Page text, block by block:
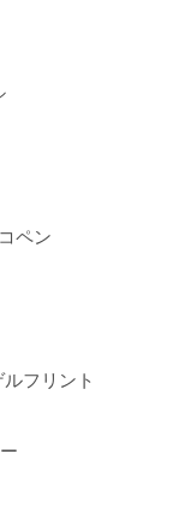
ペン
フリント